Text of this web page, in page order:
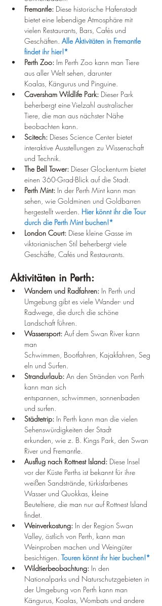
Fremantle: Diese historische Hafenstadt
bietet eine lebendige Atmosphäre mit
vielen Restaurants, Bars, Cafés und
Geschäften. Alle Aktivitäten in Fremantle
findet ihr hier!*
Perth Zoo: Im Perth Zoo kann man Tiere
aus aller Welt sehen, darunter
Koalas, Kängurus und Pinguine.
Caversham Wildlife Park: Dieser Park
beherbergt eine Vielzahl australischer
Tiere, die man aus nächster Nähe
beobachten kann.
Scitech: Dieses Science Center bietet
interaktive Ausstellungen zu Wissenschaft
und Technik.
The Bell Tower: Dieser Glockenturm bietet
einen 360-Grad-Blick auf die Stadt.
Perth Mint: In der Perth Mint kann man
sehen, wie Goldminen und Goldbarren
hergestellt werden. Hier könnt ihr die Tour
durch die Perth Mint buchen!*
London Court: Diese kleine Gasse im
viktorianischen Stil beherbergt viele
Geschäfte, Cafés und Restaurants.
Aktivitäten in Perth:
Wandern und Radfahren: In Perth und
Umgebung gibt es viele Wander- und
Radwege, die durch die schöne
Landschaft führen.
Wassersport: Auf dem Swan River kann
man
Schwimmen, Bootfahren, Kajakfahren, Seg
eln und Surfen.
Strandurlaub: An den Stränden von Perth
kann man sich
entspannen, schwimmen, sonnenbaden
und surfen.
Städtetrip: In Perth kann man die vielen
Sehenswürdigkeiten der Stadt
erkunden, wie z. B. Kings Park, den Swan
River und Fremantle.
Ausflug nach Rottnest Island: Diese Insel
vor der Küste Perths ist bekannt für ihre
weißen Sandstrände, türkisfarbenes
Wasser und Quokkas, kleine
Beuteltiere, die man nur auf Rottnest Island
findet.
Weinverkostung: In der Region Swan
Valley, östlich von Perth, kann man
Weinproben machen und Weingüter
besichtigen. Touren könnt ihr hier buchen!*
Wildtierbeobachtung: In den
Nationalparks und Naturschutzgebieten in
der Umgebung von Perth kann man
Kängurus, Koalas, Wombats und andere